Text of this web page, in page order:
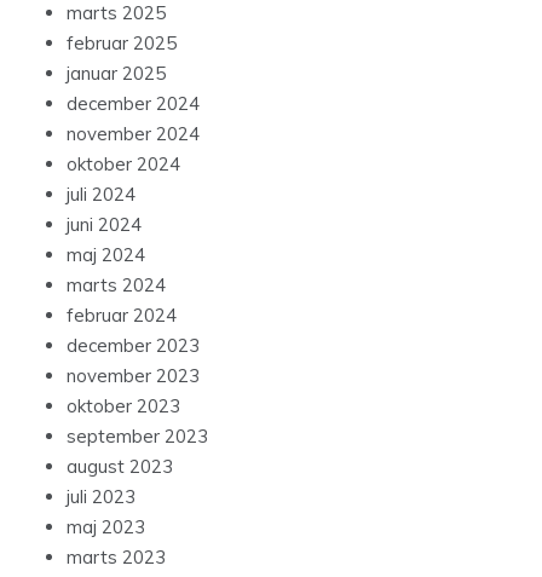
marts 2025
februar 2025
januar 2025
december 2024
november 2024
oktober 2024
juli 2024
juni 2024
maj 2024
marts 2024
februar 2024
december 2023
november 2023
oktober 2023
september 2023
august 2023
juli 2023
maj 2023
marts 2023